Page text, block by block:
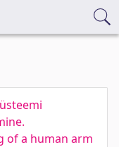
of a human arm